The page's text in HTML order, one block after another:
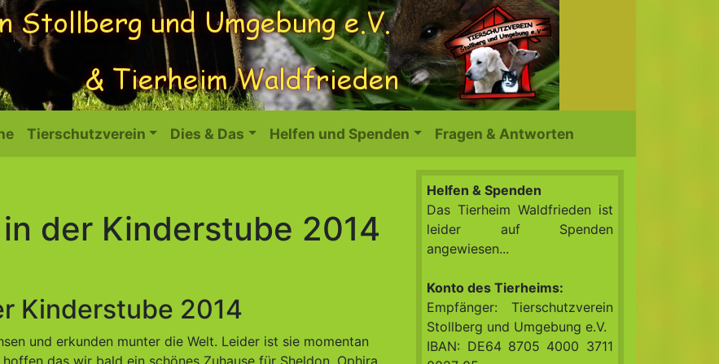
Tierschutzverein Dies & Das Helfen und Spenden Fragen & Antworten
der Kinderstube 2014
Kinderstube 2014
und erkunden munter die Welt. Leider ist sie momentan
das wir bald ein schönes Zuhause für Sheldon, Ophira,
Helfen & Spenden
Das Tierheim Waldfrieden ist
leider auf Spenden
angewiesen...
Konto des Tierheims:
Empfänger: Tierschutzverein
Stollberg und Umgebung e.V.
IBAN: DE64 8705 4000 3711